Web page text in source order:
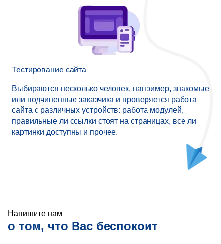
Тестирование сайта
Выбираются несколько человек, например, знакомые
или подчиненные заказчика и проверяется работа
сайта с различных устройств: работа модулей,
правильные ли ссылки стоят на страницах, все ли
картинки доступны и прочее.
Напишите нам
о том, что Вас беспокоит